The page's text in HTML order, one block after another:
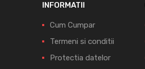
INFORMATII
Cum Cumpar
Termeni si conditii
Protectia datelor